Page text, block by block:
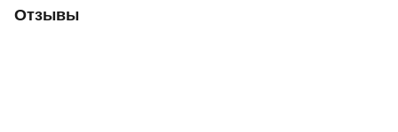
Отзывы